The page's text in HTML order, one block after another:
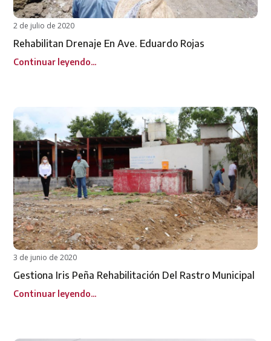
2 de julio de 2020
Rehabilitan Drenaje En Ave. Eduardo Rojas
Continuar leyendo...
3 de junio de 2020
Gestiona Iris Peña Rehabilitación Del Rastro Municipal
Continuar leyendo...